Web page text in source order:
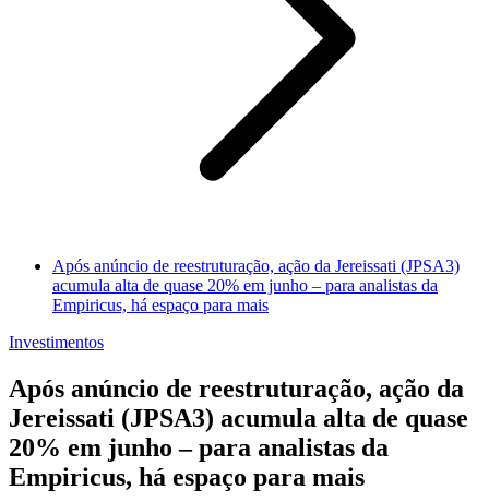
Após anúncio de reestruturação, ação da Jereissati (JPSA3)
acumula alta de quase 20% em junho – para analistas da
Empiricus, há espaço para mais
Investimentos
Após anúncio de reestruturação, ação da
Jereissati (JPSA3) acumula alta de quase
20% em junho – para analistas da
Empiricus, há espaço para mais